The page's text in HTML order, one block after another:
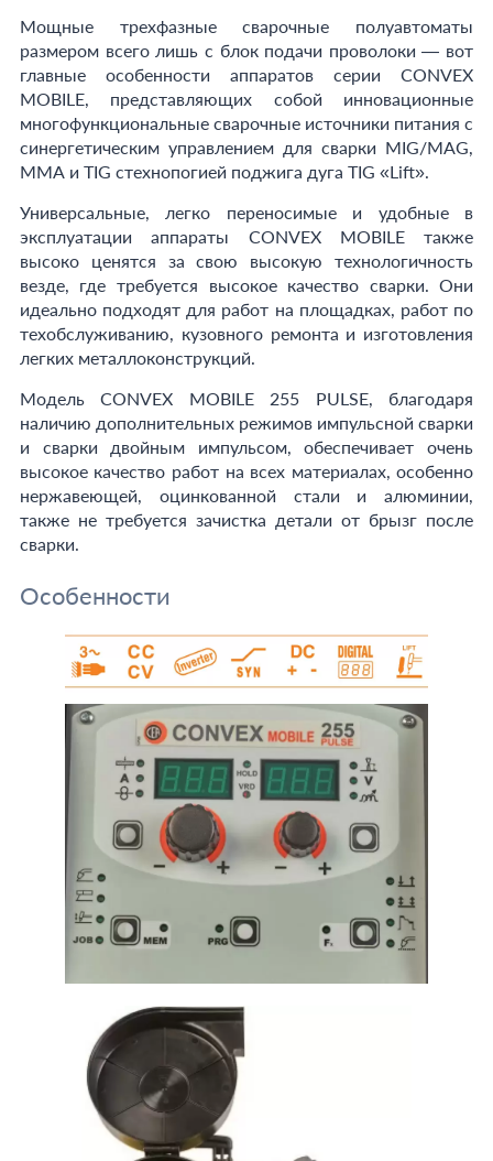
Мощные трехфазные сварочные полуавтоматы
размером всего лишь с блок подачи проволоки — вот
главные особенности аппаратов серии CONVEX
MOBILE, представляющих собой инновационные
многофункциональные сварочные источники питания с
синергетическим управлением для сварки MIG/MAG,
ММА и TIG стехнопогией поджига дуга TIG «Lift».
Универсальные, легко переносимые и удобные в
эксплуатации аппараты CONVEX MOBILE также
высоко ценятся за свою высокую технологичность
везде, где требуется высокое качество сварки. Они
идеально подходят для работ на площадках, работ по
техобслуживанию, кузовного ремонта и изготовления
легких металлоконструкций.
Модель CONVEX MOBILE 255 PULSE, благодаря
наличию дополнительных режимов импульсной сварки
и сварки двойным импульсом, обеспечивает очень
высокое качество работ на всех материалах, особенно
нержавеющей, оцинкованной стали и алюминии,
также не требуется зачистка детали от брызг после
сварки.
Особенности